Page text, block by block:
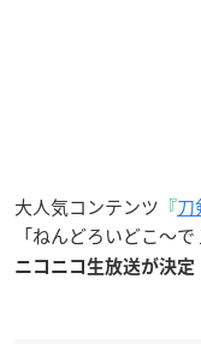
大人気コンテンツ 『刀
「ねんどろいどこ～
ニコニコ生放送が決定